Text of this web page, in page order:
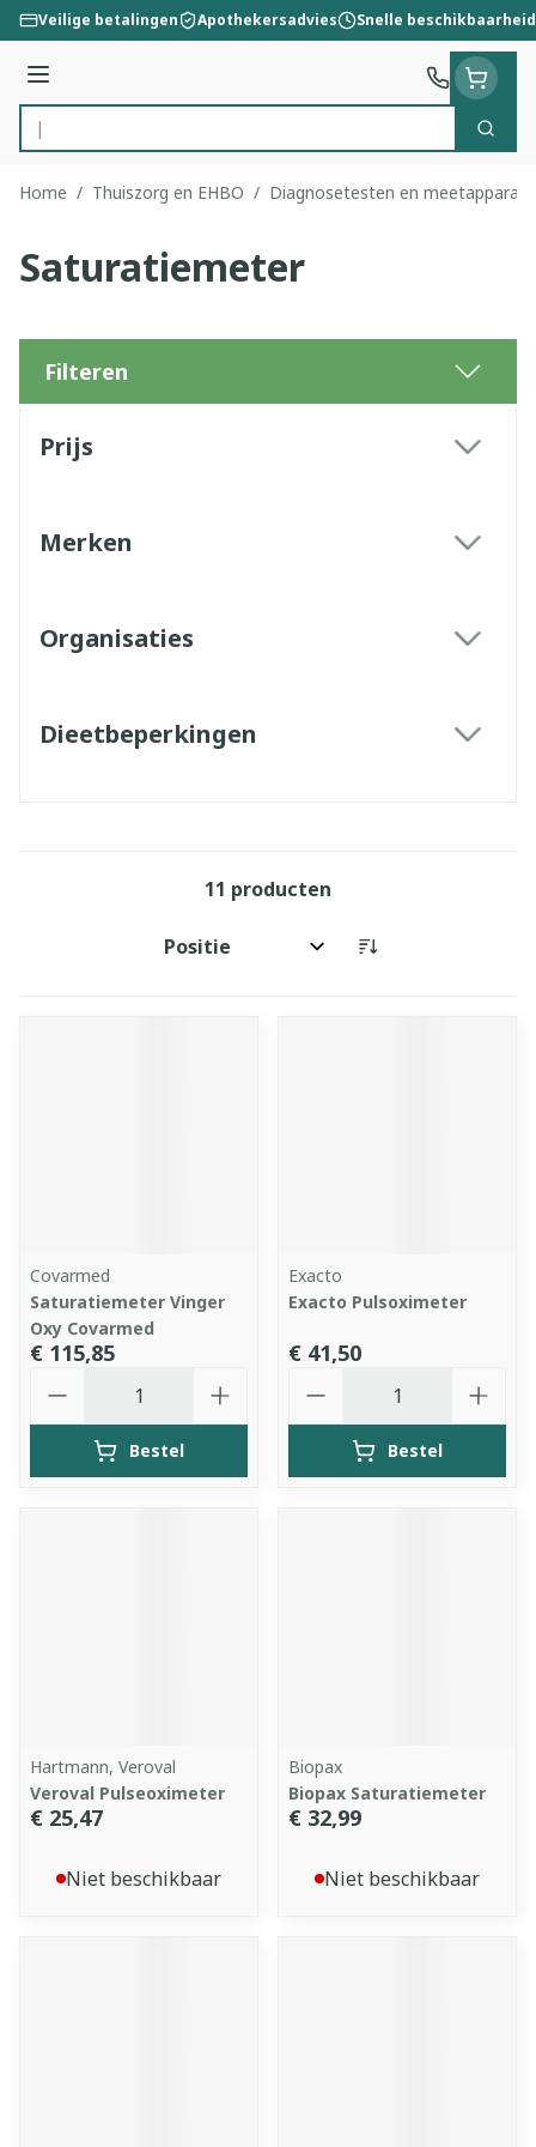
Ga naar de inhoud
Veilige betalingen Apothekersadvies Snelle beschikbaarheid
Menu
Product, merk, categorie...
Zoek
Home / Thuiszorg en EHBO / Diagnosetesten en
Saturatiemeter
Filteren
Prijs
Merken
Organisaties
Dieetbeperkingen
11 producten
Sorteer op:
Covarmed
Saturatiemeter Vinger
Oxy Covarmed
€ 115,85
Bestel
Exacto
Exacto Pulsoximeter
€ 41,50
Bestel
Hartmann, Veroval
Veroval Pulseoximeter
€ 25,47
Niet beschikbaar
Biopax
Biopax Saturatiemeter
€ 32,99
Niet beschikbaar